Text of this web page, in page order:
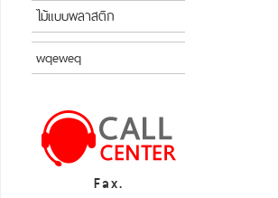
ไม้แบบพลาสติก
wqeweq
Fax.